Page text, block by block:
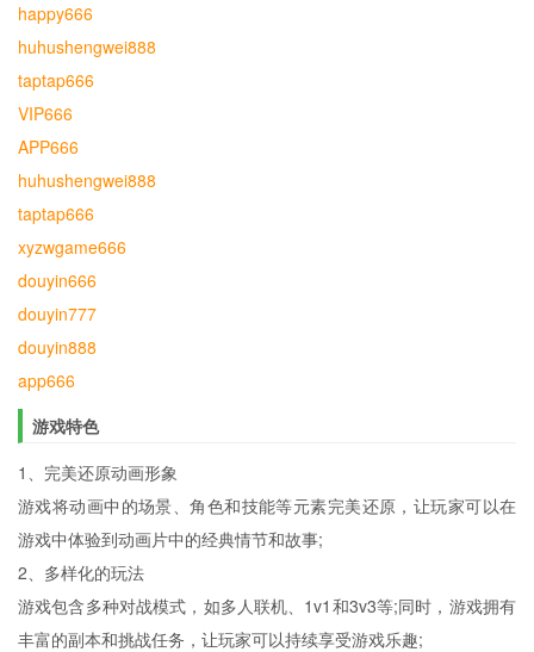
happy666
huhushengwei888
taptap666
VIP666
APP666
huhushengwei888
taptap666
xyzwgame666
douyin666
douyin777
douyin888
app666
游戏特色
1、完美还原动画形象
游戏将动画中的场景、角色和技能等元素完美还原，让玩家可以在
游戏中体验到动画片中的经典情节和故事;
2、多样化的玩法
游戏包含多种对战模式，如多人联机、1v1和3v3等;同时，游戏拥有
丰富的副本和挑战任务，让玩家可以持续享受游戏乐趣;